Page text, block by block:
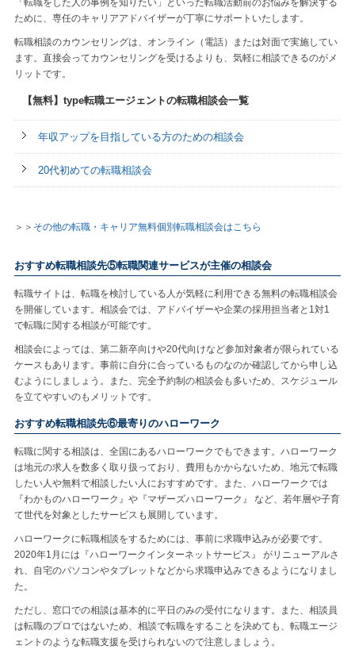
「転職をした人の事例を知りたい」といった転職活動前のお悩みを解決する
ために、専任のキャリアアドバイザーが丁寧にサポートいたします。
転職相談のカウンセリングは、オンライン（電話）または対面で実施してい
ます。直接会ってカウンセリングを受けるよりも、気軽に相談できるのがメ
リットです。
【無料】type転職エージェントの転職相談会一覧
年収アップを目指している方のための相談会
20代初めての転職相談会
＞＞ その他の転職・キャリア無料個別転職相談会はこちら
おすすめ転職相談先⑤転職関連サービスが主催の相談会
転職サイトは、転職を検討している人が気軽に利用できる無料の転職相談会
を開催しています。相談会では、アドバイザーや企業の採用担当者と1対1
で転職に関する相談が可能です。
相談会によっては、第二新卒向けや20代向けなど参加対象者が限られている
ケースもあります。事前に自分に合っているものなのか確認してから申し込
むようにしましょう。また、完全予約制の相談会も多いため、スケジュール
を立てやすいのもメリットです。
おすすめ転職相談先⑥最寄りのハローワーク
転職に関する相談は、全国にあるハローワークでもできます。ハローワーク
は地元の求人を数多く取り扱っており、費用もかからないため、地元で転職
したい人や無料で相談したい人におすすめです。また、ハローワークでは
『わかものハローワーク』や『マザーズハローワーク』 など、若年層や子育
て世代を対象としたサービスも展開しています。
ハローワークに転職相談をするためには、事前に求職申込みが必要です。
2020年1月には『ハローワークインターネットサービス』 がリニューアルさ
れ、自宅のパソコンやタブレットなどから求職申込みできるようになりまし
た。
ただし、窓口での相談は基本的に平日のみの受付になります。また、相談員
は転職のプロではないため、相談で転職をすることを決めても、転職エージ
ェントのような転職支援を受けられないので注意しましょう。